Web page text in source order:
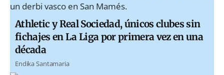
Athletic y Real Sociedad, únicos clubes sin
fichajes en La Liga por primera vez en una
década
Endika Santamaria